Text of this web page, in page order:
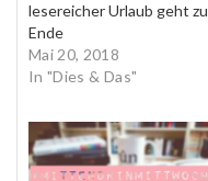
lesereicher Urlaub geht zu
Ende
Mai 20, 2018
In "Dies & Das"